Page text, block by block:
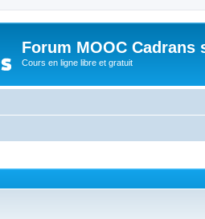
Forum MOOC Cadrans
Cours en ligne libre et gratuit